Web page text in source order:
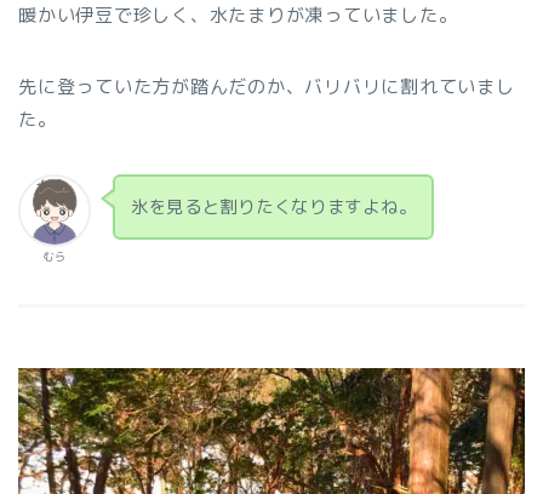
暖かい伊豆で珍しく、水たまりが凍っていました。
先に登っていた方が踏んだのか、バリバリに割れていまし
た。
むら
氷を見ると割りたくなりますよね。